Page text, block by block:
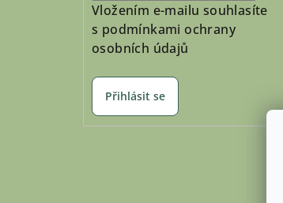
Vložením e-mailu souhlasíte
s podmínkami ochrany
osobních údajů
Přihlásit se